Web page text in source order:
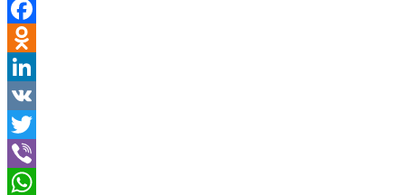
Facebook
Odnoklassniki
LinkedIn
VK
Twitter
Viber